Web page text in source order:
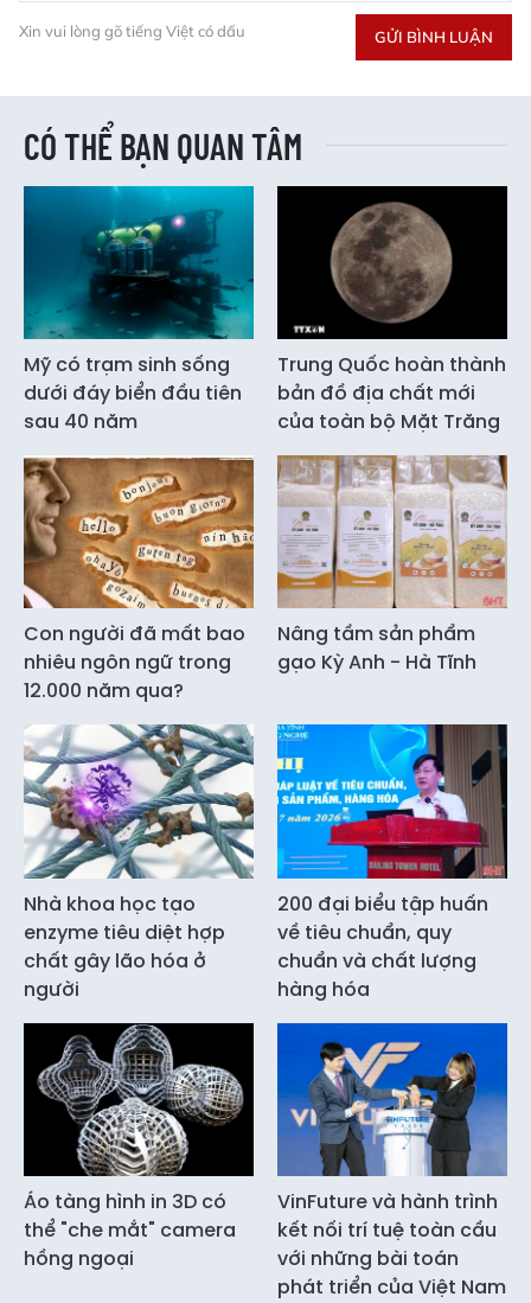
Xin vui lòng gõ tiếng Việt có dấu GỬI BÌNH LUẬN
CÓ THỂ BẠN QUAN TÂM
Mỹ có trạm sinh sống
dưới đáy biển đầu tiên
sau 40 năm
Trung Quốc hoàn thành
bản đồ địa chất mới
của toàn bộ Mặt Trăng
Con người đã mất bao
nhiêu ngôn ngữ trong
12.000 năm qua?
Nâng tầm sản phẩm
gạo Kỳ Anh - Hà Tĩnh
Nhà khoa học tạo
enzyme tiêu diệt hợp
chất gây lão hóa ở
người
200 đại biểu tập huấn
về tiêu chuẩn, quy
chuẩn và chất lượng
hàng hóa
Áo tàng hình in 3D có
thể "che mắt" camera
hồng ngoại
VinFuture và hành trình
kết nối trí tuệ toàn cầu
với những bài toán
phát triển của Việt Nam